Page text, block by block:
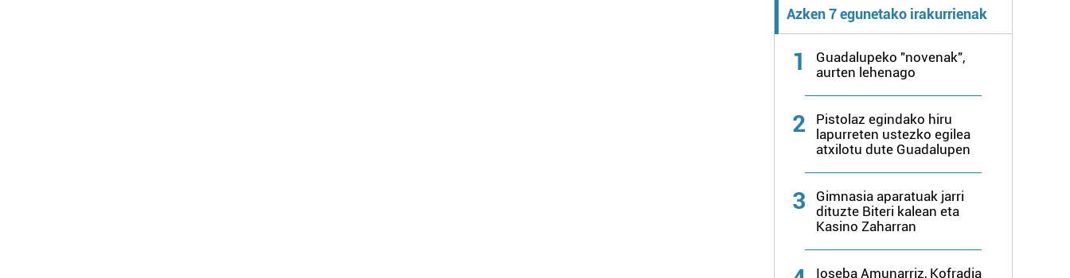
Azken 7 egunetako irakurrienak
1
Guadalupeko "novenak",
aurten lehenago
2
Pistolaz egindako hiru
lapurreten ustezko egilea
atxilotu dute Guadalupen
3
Gimnasia aparatuak jarri
dituzte Biteri kalean eta
Kasino Zaharran
Ioseba Amunarriz, Kofradia